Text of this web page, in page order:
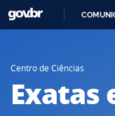
Centro de Ciências
Exatas